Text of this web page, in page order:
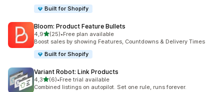
Built for Shopify
Bloom: Product Feature Bullets
4,9na 5 gwiazdek
(25)
Łączna liczba recenzji: 25
•Free plan available
Boost sales by showing Features, Countdowns & Delivery Times
Built for Shopify
Variant Robot: Link Products
4,3na 5 gwiazdek
(6)
Łączna liczba recenzji: 6
•Free trial available
Combined listings on autopilot. Set one rule, runs forever.